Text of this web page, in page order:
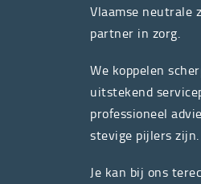
Vlaamse neutrale
partner in zorg.
We koppelen
uitstekend
professioneel
stevige pijlers zijn.
Je kan bij ons